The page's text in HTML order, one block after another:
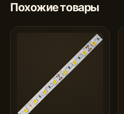
Похожие товары